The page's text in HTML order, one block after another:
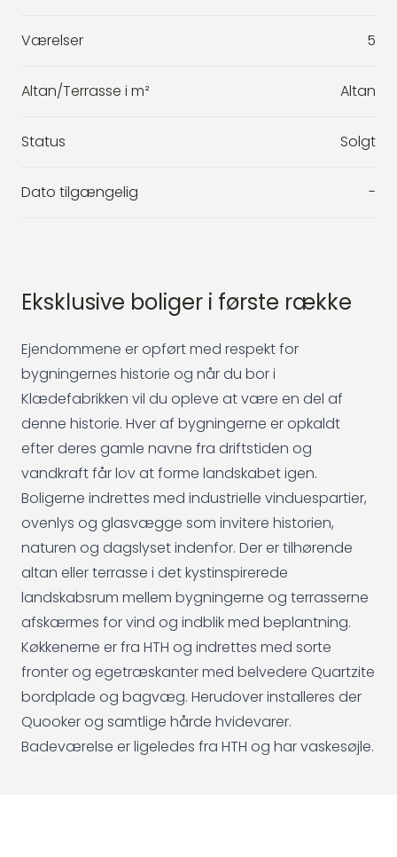
Værelser 5
Altan/Terrasse i m² Altan
Status Solgt
Dato tilgængelig -
Eksklusive boliger i første række
Ejendommene er opført med respekt for
bygningernes historie og når du bor i
Klædefabrikken vil du opleve at være en del af
denne historie. Hver af bygningerne er opkaldt
efter deres gamle navne fra driftstiden og
vandkraft får lov at forme landskabet igen.
Boligerne indrettes med industrielle vinduespartier,
ovenlys og glasvægge som invitere historien,
naturen og dagslyset indenfor. Der er tilhørende
altan eller terrasse i det kystinspirerede
landskabsrum mellem bygningerne og terrasserne
afskærmes for vind og indblik med beplantning.
Køkkenerne er fra HTH og indrettes med sorte
fronter og egetræskanter med belvedere Quartzite
bordplade og bagvæg. Herudover installeres der
Quooker og samtlige hårde hvidevarer.
Badeværelse er ligeledes fra HTH og har vaskesøjle.